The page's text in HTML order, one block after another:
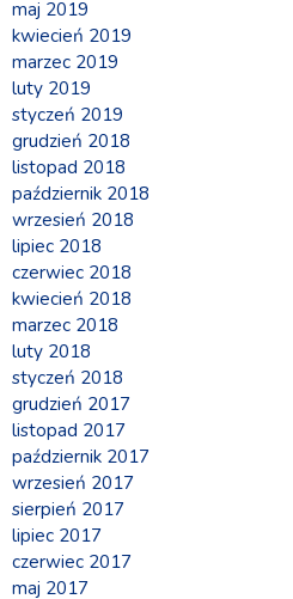
maj 2019
kwiecień 2019
marzec 2019
luty 2019
styczeń 2019
grudzień 2018
listopad 2018
październik 2018
wrzesień 2018
lipiec 2018
czerwiec 2018
kwiecień 2018
marzec 2018
luty 2018
styczeń 2018
grudzień 2017
listopad 2017
październik 2017
wrzesień 2017
sierpień 2017
lipiec 2017
czerwiec 2017
maj 2017